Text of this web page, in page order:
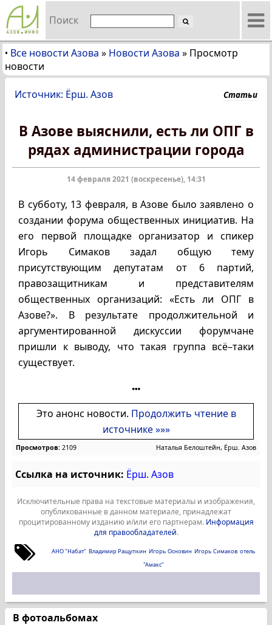
Поиск
• Все новости Азова » Новости Азова » Просмотр
новости
Источник: Ёрш. Азов Статьи
В Азове выяснили, есть ли ОПГ в
рядах администрации города
14 февраля 2021 (воскресенье), 14:31
В субботу, 13 февраля, в Азове было заявлено о
создании форума общественных инициатив. На
его первой площадке организатор и спикер
Игорь Симаков задал общую тему
присутствующим депутатам от 6 партий,
правозащитникам и представителям
общественных организаций: «Есть ли ОПГ в
Азове?». В результате продолжительной и
аргументированной дискуссии форумчане
пришли к выводу, что такая группа всё–таки
существует.
Это анонс новости. Продолжить чтение в
источнике »»»
Просмотров: 2109 Наталья Белоштейн, Ёрш. Азов
Ссылка на источник: Ёрш. Азов
Исключительные права на текстовые материалы и изображения,
опубликованные в данном материале, принадлежат
процитированному изданию и/или его партнерам. Информация
для правообладателей.
АНО "Набат" Владимир Ращупкин Игорь Основин Игорь Симаков отель
"Амакс"
В фотоальбомах